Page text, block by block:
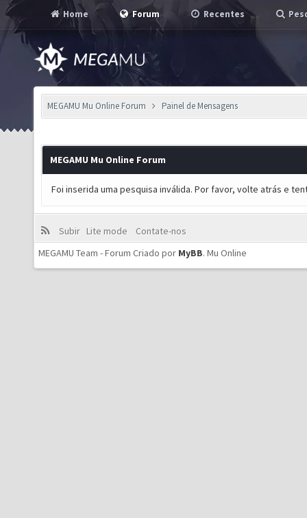
Home Forum Recentes
MEGAMU Mu Online Forum Painel de Mensagens
MEGAMU Mu Online Forum
Foi inserida uma pesquisa inválida. Por favor, volte atrás e
Subir Lite mode
Contate-nos
MEGAMU Team - Forum Criado por MyBB. Mu Online